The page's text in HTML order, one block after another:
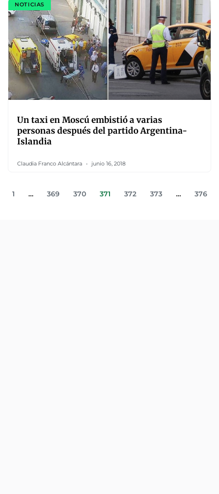
NOTICIAS
Un taxi en Moscú embistió a varias
personas después del partido Argentina-
Islandia
Claudia Franco Alcántara junio 16, 2018
1 … 369 370 371 372 373 … 376